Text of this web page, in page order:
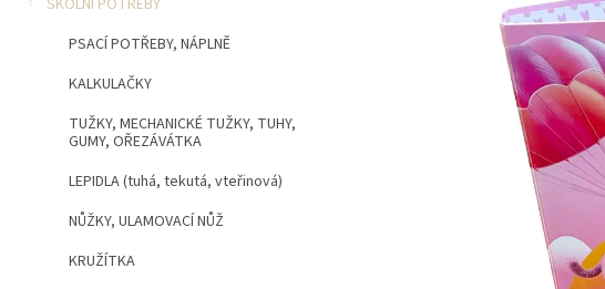
ŠKOLNÍ POTŘEBY
PSACÍ POTŘEBY, NÁPLNĚ
KALKULAČKY
TUŽKY, MECHANICKÉ TUŽKY, TUHY,
GUMY, OŘEZÁVÁTKA
LEPIDLA (tuhá, tekutá, vteřinová)
NŮŽKY, ULAMOVACÍ NŮŽ
KRUŽÍTKA